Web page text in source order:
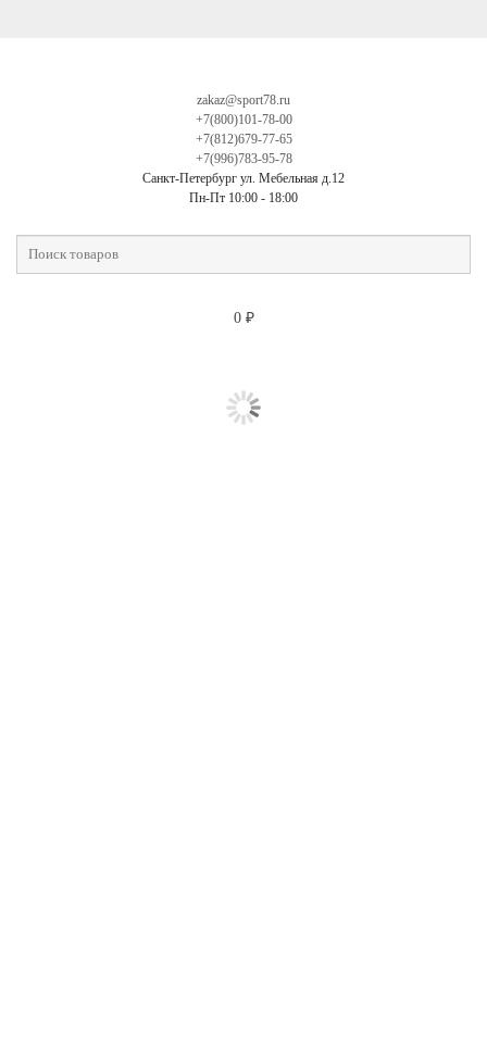
zakaz@sport78.ru
+7(800)101-78-00
+7(812)679-77-65
+7(996)783-95-78
Санкт-Петербург ул. Мебельная д.12
Пн-Пт 10:00 - 18:00
0 ₽